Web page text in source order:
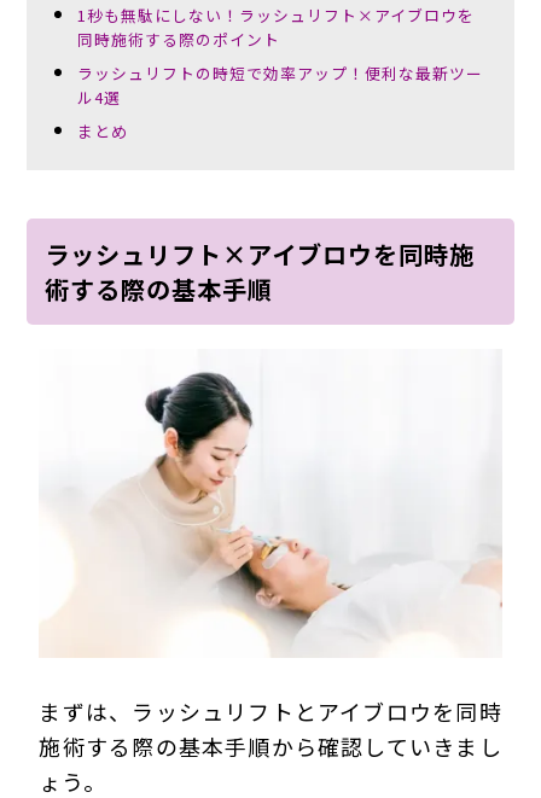
1秒も無駄にしない！ラッシュリフト×アイブロウを
同時施術する際のポイント
ラッシュリフトの時短で効率アップ！便利な最新ツー
ル4選
まとめ
ラッシュリフト×アイブロウを同時施
術する際の基本手順
まずは、ラッシュリフトとアイブロウを同時
施術する際の基本手順から確認していきまし
ょう。